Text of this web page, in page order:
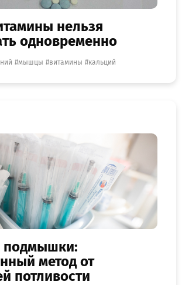
нельзя
одновременно
мышцы витамины кальций
подмышки:
метод от
потливости